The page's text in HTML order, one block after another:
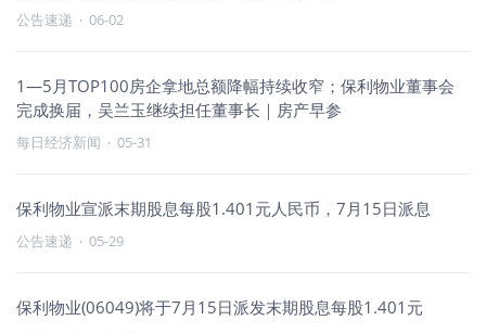
公告速递 · 06-02
1—5月TOP100房企拿地总额降幅持续收窄；保利物业董事会
完成换届，吴兰玉继续担任董事长｜房产早参
每日经济新闻 · 05-31
保利物业宣派末期股息每股1.401元人民币，7月15日派息
公告速递 · 05-29
保利物业(06049)将于7月15日派发末期股息每股1.401元